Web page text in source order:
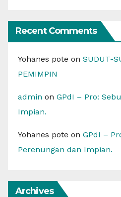
Recent Comments
Yohanes pote on SUDUT-
PEMIMPIN
admin on GPdI – Pro:
Impian.
Yohanes pote on GPdI –
Perenungan dan Impian.
Archives